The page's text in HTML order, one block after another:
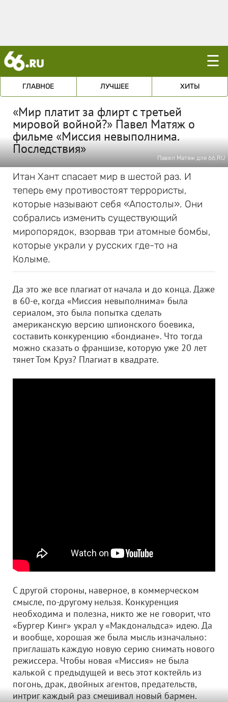
☰
ГЛАВНОЕ ЛУЧШЕЕ ХИТЫ
«Мир платит за флирт с третьей
мировой войной?» Павел Матяж о
фильме «Миссия невыполнима.
Последствия»
Павел Матяж для 66.RU
Итан Хант спасает мир в шестой раз. И
теперь ему противостоят террористы,
которые называют себя «Апостолы». Они
собрались изменить существующий
миропорядок, взорвав три атомные бомбы,
которые украли у русских где-то на
Колыме.
Да это же все плагиат от начала и до конца. Даже
в 60-е, когда «Миссия невыполнима» была
сериалом, это была попытка сделать
американскую версию шпионского боевика,
составить конкуренцию «бондиане». Что тогда
можно сказать о франшизе, которую уже 20 лет
тянет Том Круз? Плагиат в квадрате.
С другой стороны, наверное, в коммерческом
смысле, по-другому нельзя. Конкуренция
необходима и полезна, никто же не говорит, что
«Бургер Кинг» украл у «Макдональдса» идею. Да
и вообще, хорошая же была мысль изначально:
приглашать каждую новую серию снимать нового
режиссера. Чтобы новая «Миссия» не была
калькой с предыдущей и весь этот коктейль из
погонь, драк, двойных агентов, предательств,
интриг каждый раз смешивал новый бармен.